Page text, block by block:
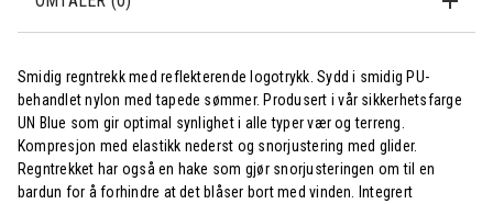
Smidig regntrekk med reflekterende logotrykk. Sydd i smidig PU-
behandlet nylon med tapede sømmer. Produsert i vår sikkerhetsfarge
UN Blue som gir optimal synlighet i alle typer vær og terreng.
Kompresjon med elastikk nederst og snorjustering med glider.
Regntrekket har også en hake som gjør snorjusteringen om til en
bardun for å forhindre at det blåser bort med vinden. Integrert